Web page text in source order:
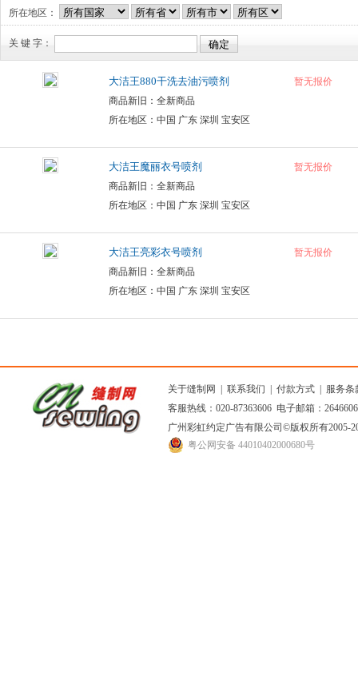
所在地区：
关 键 字：
大洁王880干洗去油污喷剂
商品新旧：全新商品
所在地区：中国 广东 深圳 宝安区
暂无报价
大洁王魔丽衣号喷剂
商品新旧：全新商品
所在地区：中国 广东 深圳 宝安区
暂无报价
大洁王亮彩衣号喷剂
商品新旧：全新商品
所在地区：中国 广东 深圳 宝安区
暂无报价
关于缝制网 联系我们 付款方式
服务条
客服热线：020-87363606 电子邮箱：
广州彩虹约定广告有限公司 ©版权所有2005-
粤公网安备 44010402000680号